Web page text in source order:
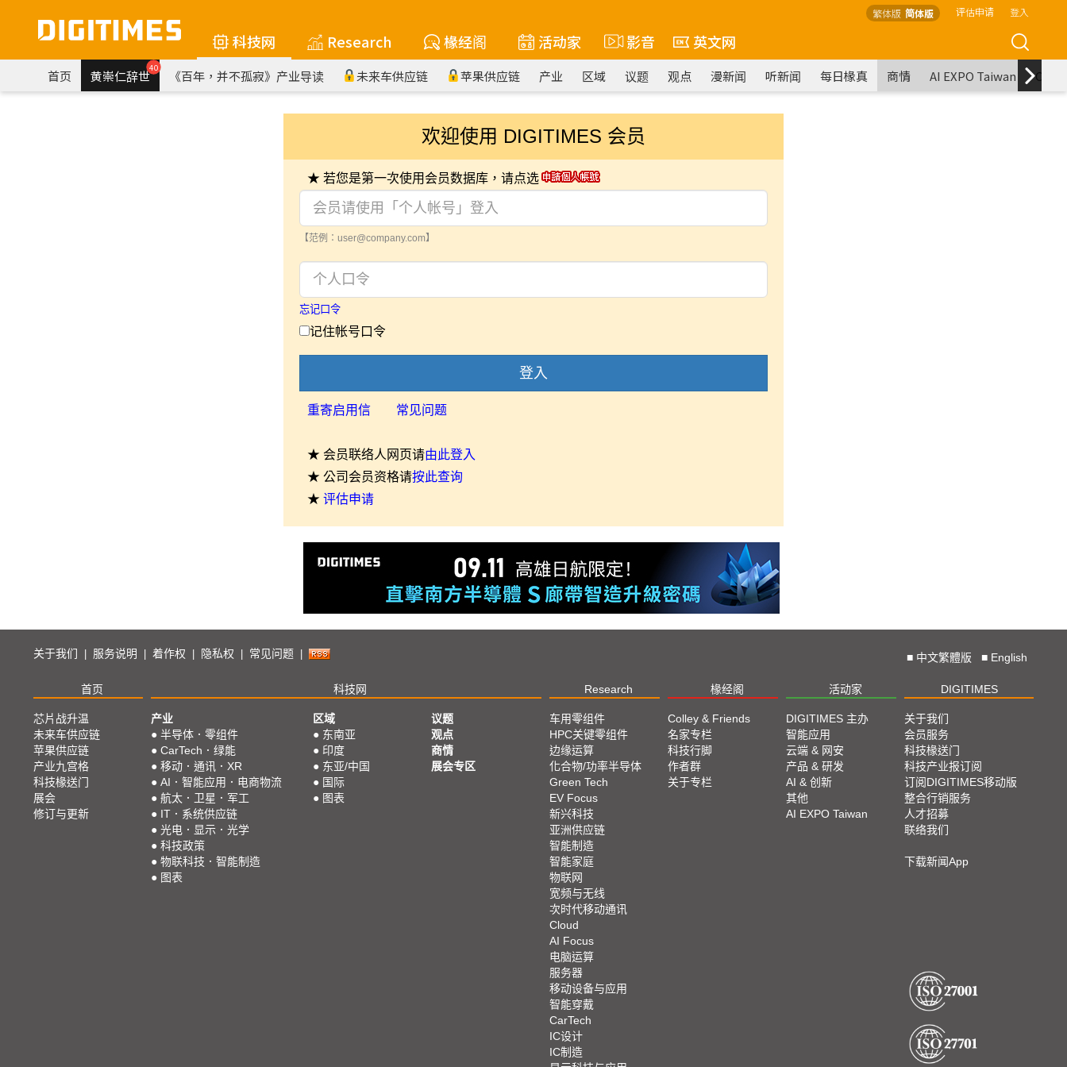
繁体版 简体版 评估申请 登入
科技网 Research 椽经阁 活动家 影音 英文网
首页 黄崇仁辞世40 《百年，并不孤寂》产业导读 未来车供应链 苹果供应链 产业 区域 议题 观点 漫新闻 听新闻 每日椽真 商情 AI EXPO Taiwan
欢迎使用 DIGITIMES 会员
★ 若您是第一次使用会员数据库，请点选
【范例：user@company.com】
忘记口令
记住帐号口令
登入
重寄启用信 常见问题
★ 会员联络人网页请由此登入
★ 公司会员资格请按此查询
★ 评估申请
关于我们 服务说明 着作权 隐私权 常见问题 ■ 中文繁體版 ■ English
首页 科技网 Research 椽经阁 活动家 DIGITIMES
芯片战升温
未来车供应链
苹果供应链
产业九宫格
科技椽送门
展会
修订与更新
产业
● 半导体．零组件
● CarTech．绿能
● 移动．通讯．XR
● AI．智能应用．电商物流
● 航太．卫星．军工
● IT．系统供应链
● 光电．显示．光学
● 科技政策
● 物联科技．智能制造
● 图表
区域
● 东南亚
● 印度
● 东亚/中国
● 国际
● 图表
议题
观点
商情
展会专区
车用零组件
HPC关键零组件
边缘运算
化合物/功率半导体
Green Tech
EV Focus
新兴科技
亚洲供应链
智能制造
智能家庭
物联网
宽频与无线
次时代移动通讯
Cloud
AI Focus
电脑运算
服务器
移动设备与应用
智能穿戴
CarTech
IC设计
IC制造
Colley & Friends
名家专栏
科技行脚
作者群
关于专栏
DIGITIMES 主办
智能应用
云端 & 网安
产品 & 研发
AI & 创新
其他
AI EXPO Taiwan
关于我们
会员服务
科技椽送门
科技产业报订阅
订阅DIGITIMES移动版
整合行销服务
人才招募
联络我们
下载新闻App